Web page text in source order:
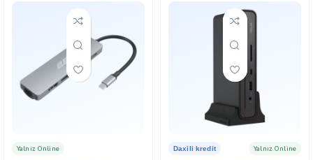
Yalnız Online Daxili kredit Yalnız Online